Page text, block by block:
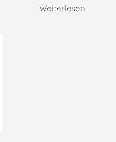
Weiterlesen